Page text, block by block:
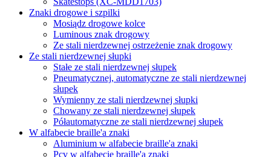
Znaki drogowe i szpilki
Mosiądz drogowe kolce
Luminous znak drogowy
Ze stali nierdzewnej ostrzeżenie znak drogowy
Ze stali nierdzewnej słupki
Stałe ze stali nierdzewnej słupek
Pneumatycznej, automatyczne ze stali nierdzewnej
słupek
Wymienny ze stali nierdzewnej słupki
Chowany ze stali nierdzewnej słupek
Półautomatyczne ze stali nierdzewnej słupek
W alfabecie braille'a znaki
Aluminium w alfabecie braille'a znaki
Pcv w alfabecie braille'a znaki